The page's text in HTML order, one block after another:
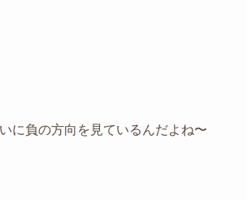
に負の方向を見ているんだよね〜